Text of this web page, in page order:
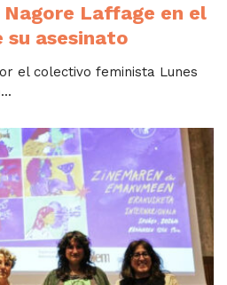
Laffage en el
su asesinato
el colectivo feminista Lunes